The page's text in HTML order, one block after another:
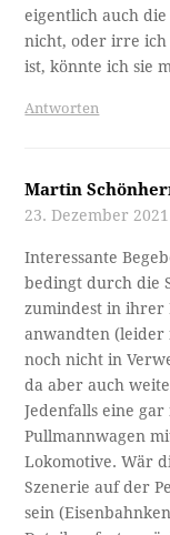
eigentlich auch
nicht, oder irre ich
ist, könnte ich sie
Antworten
Martin
23. Dezember
Interessante
bedingt durch die
zumindest in ihrer
anwandten (leider
noch nicht in
da aber auch
Jedenfalls eine
Pullmannwagen
Lokomotive. Wär
Szenerie auf der
sein